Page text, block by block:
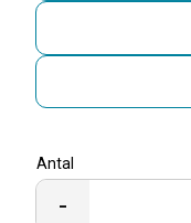
Antal
-